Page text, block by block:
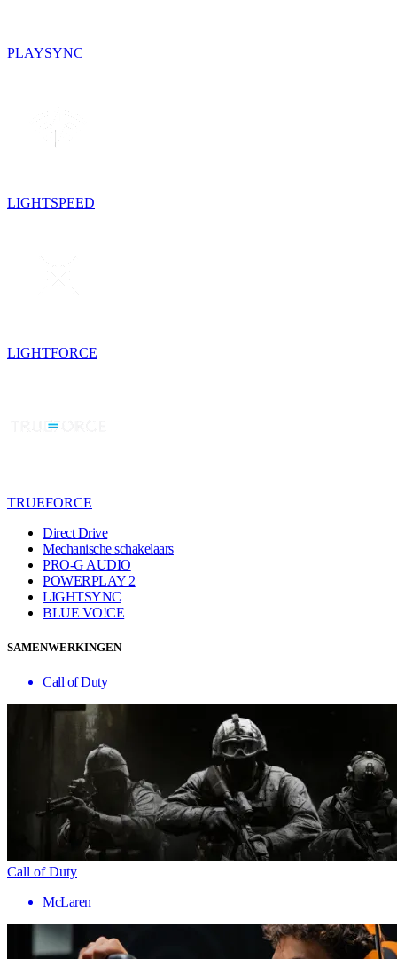
PLAYSYNC
LIGHTSPEED
LIGHTFORCE
TRUEFORCE
Direct Drive
Mechanische schakelaars
PRO-G AUDIO
POWERPLAY 2
LIGHTSYNC
BLUE VO!CE
SAMENWERKINGEN
Call of Duty
Call of Duty
McLaren